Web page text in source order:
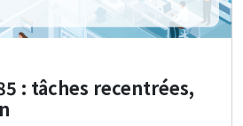
: tâches recentrées,